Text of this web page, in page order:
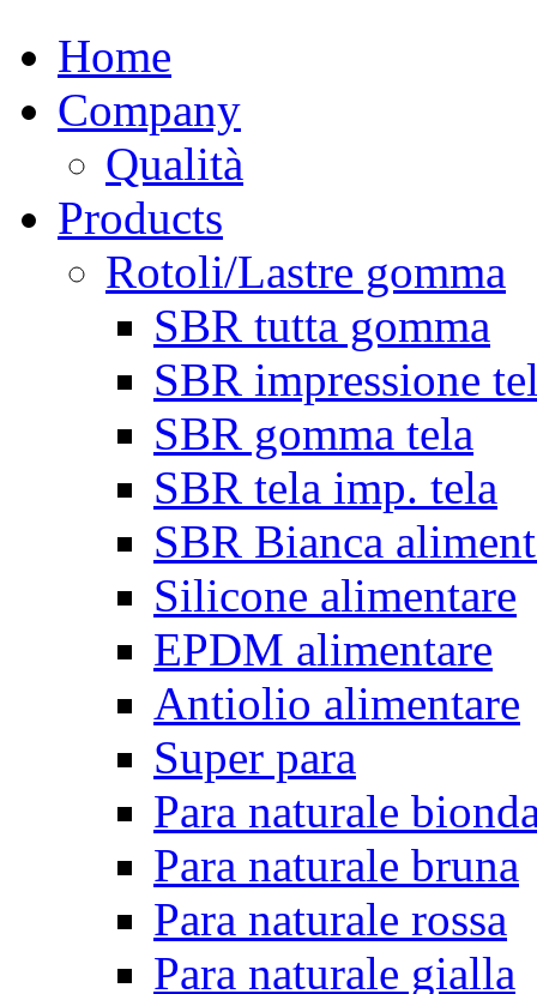
Home
Company
Qualità
Products
Rotoli/Lastre gomma
SBR tutta gomma
SBR impressione
SBR gomma tela
SBR tela imp. tela
SBR Bianca
Silicone alimentare
EPDM alimentare
Antiolio alimentare
Super para
Para naturale
Para naturale bruna
Para naturale rossa
Para naturale gialla